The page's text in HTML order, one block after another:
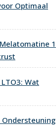
Optimaal
1
Wat